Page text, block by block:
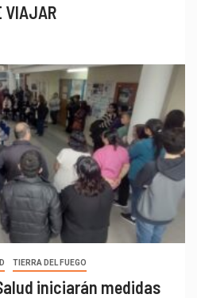
VIAJAR
TIERRA DEL FUEGO
iniciarán medidas